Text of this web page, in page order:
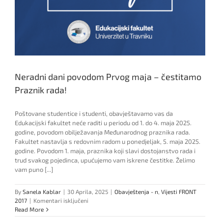
Neradni dani povodom Prvog maja – čestitamo
Praznik rada!
Poštovane studentice i studenti, obavještavamo vas da
Edukacijski fakultet neće raditi u periodu od 1. do 4. maja 2025.
godine, povodom obilježavanja Međunarodnog praznika rada.
Fakultet nastavlja s redovnim radom u ponedjeljak, 5. maja 2025.
godine. Povodom 1. maja, praznika koji slavi dostojanstvo rada i
trud svakog pojedinca, upućujemo vam iskrene čestitke. Želimo
vam puno [...]
By Sanela Kablar | 30 Aprila, 2025 | Obavještenja - n, Vijesti FRONT
2017 | Komentari isključeni
dani
Read More